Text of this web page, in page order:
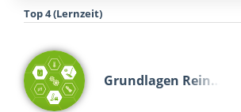
Top 4 (Lernzeit)
Grundlagen Rein…